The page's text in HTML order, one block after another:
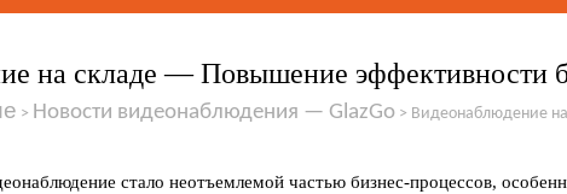
на складе — Повышение эффективности
> Новости видеонаблюдения — GlazGo> Видеонаблюдение
стало неотъемлемой частью бизнес-процессов,